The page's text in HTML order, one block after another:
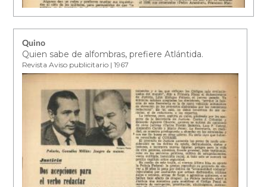
Quino
Quien sabe de alfombras, prefiere Atlántida.
Revista Aviso publicitario | 1967